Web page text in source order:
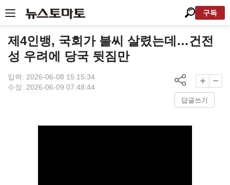
구독
제4인뱅, 국회가 불씨 살렸는데…건전
성 우려에 당국 뒷짐만
입력: 2026-06-08 15:15:34
수정: 2026-06-09 07:48:44
답글쓰기